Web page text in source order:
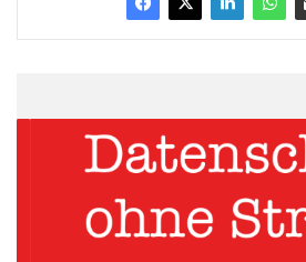
estnischen Nationalblumen. Ihr
Farben Schwarz und Weiß finden
wieder. Blau steht für Himmel und
Vaterlandstreue, Schwarz für
Fleiß, Weiß symbolisiert die